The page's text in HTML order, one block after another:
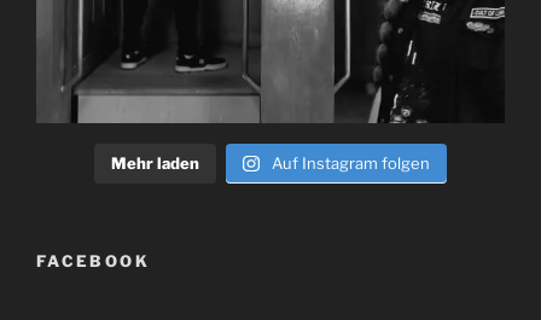
Mehr laden Auf Instagram folgen
FACEBOOK